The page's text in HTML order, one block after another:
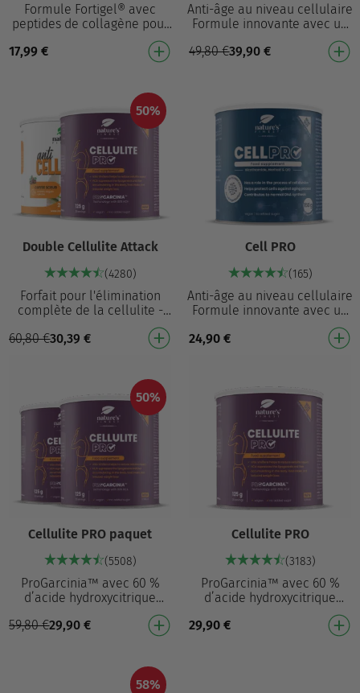
Formule Fortigel® avec
peptides de collagène pour
des articulations saines et
flexibles³ Collagène
17,99€
Anti-âge au niveau cellulaire
Formule innovante avec un
effet actif sur la division
cellulaire, la synthèse du
49,80€39,90€
50%
Double Cellulite Attack
(4280)
Forfait pour l'élimination
complète de la cellulite -
support interne et externe
pour les effets les plus
60,80€30,39€
Cell PRO
(165)
Anti-âge au niveau cellulaire
Formule innovante avec un
effet actif sur la division
cellulaire, la synthèse du
24,90€
50%
Cellulite PRO paquet
(5508)
ProGarcinia™ avec 60 %
d’acide hydroxycitrique
l’accumulation de graisses²
dans le corps Aide à réd…
59,80€29,90€
Cellulite PRO
(3183)
ProGarcinia™ avec 60 %
d’acide hydroxycitrique
l’accumulation de graisses²
dans le corps Aide à réd…
29,90€
58%